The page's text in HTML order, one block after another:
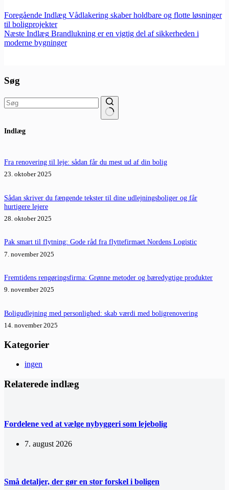
Foregående Indlæg Vådlakering skaber holdbare og flotte løsninger
til boligprojekter
Næste Indlæg Brandlukning er en vigtig del af sikkerheden i
moderne bygninger
Søg
resultater
Indlæg
Fra renovering til leje: sådan får du mest ud af din bolig
23. oktober 2025
Sådan skriver du fængende tekster til dine udlejningsboliger og får
hurtigere lejere
28. oktober 2025
Pak smart til flytning: Gode råd fra flyttefirmaet Nordens Logistic
7. november 2025
Fremtidens rengøringsfirma: Grønne metoder og bæredygtige produkter
9. november 2025
Boligudlejning med personlighed: skab værdi med boligrenovering
14. november 2025
Kategorier
ingen
Relaterede indlæg
Fordelene ved at vælge nybyggeri som lejebolig
7. august 2026
Små detaljer, der gør en stor forskel i boligen